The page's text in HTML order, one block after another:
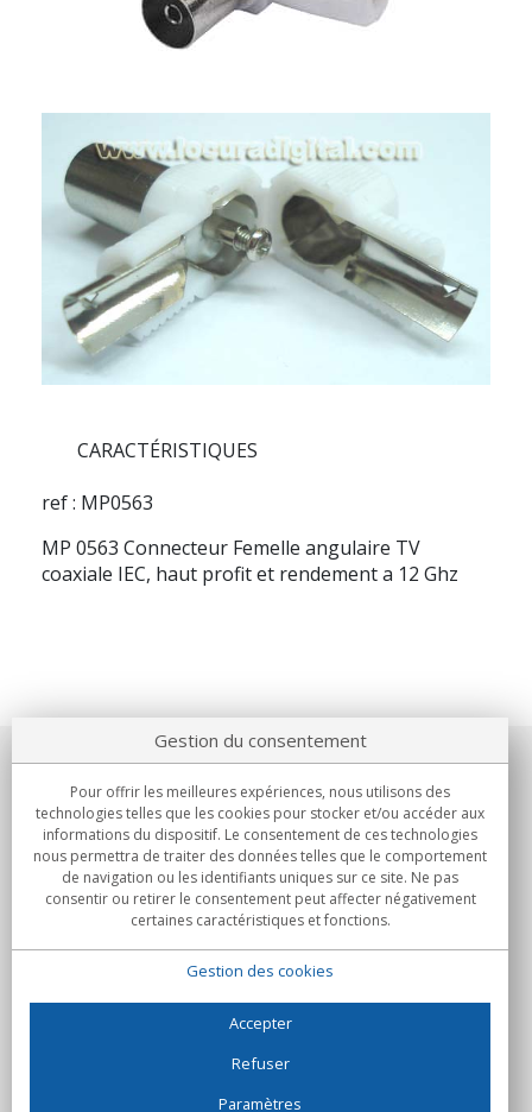
CARACTÉRISTIQUES
ref : MP0563
MP 0563 Connecteur Femelle angulaire TV
coaxiale IEC, haut profit et rendement a 12 Ghz
Notre société
Engagements
Achats
Gestion du consentement
Pour offrir les meilleures expériences, nous utilisons des
technologies telles que les cookies pour stocker et/ou accéder aux
informations du dispositif. Le consentement de ces technologies
nous permettra de traiter des données telles que le comportement
de navigation ou les identifiants uniques sur ce site. Ne pas
consentir ou retirer le consentement peut affecter négativement
certaines caractéristiques et fonctions.
Gestion des cookies
Accepter
Refuser
Paramètres